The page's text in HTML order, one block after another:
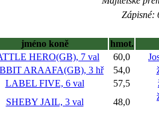
Zápisné:
jméno koně hmot.
HERO(GB), 7 val 60,0
ARAAFA(GB), 3 hř 54,0
LABEL FIVE, 6 val 57,5
SHEBY JAIL, 3 val 48,0